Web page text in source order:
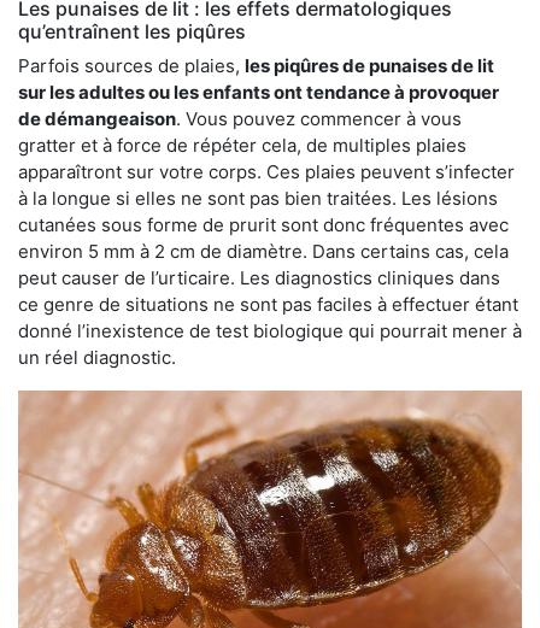
Les punaises de lit : les effets dermatologiques
qu’entraînent les piqûres
Parfois sources de plaies, les piqûres de punaises de lit
sur les adultes ou les enfants ont tendance à provoquer
de démangeaison. Vous pouvez commencer à vous
gratter et à force de répéter cela, de multiples plaies
apparaîtront sur votre corps. Ces plaies peuvent s’infecter
à la longue si elles ne sont pas bien traitées. Les lésions
cutanées sous forme de prurit sont donc fréquentes avec
environ 5 mm à 2 cm de diamètre. Dans certains cas, cela
peut causer de l’urticaire. Les diagnostics cliniques dans
ce genre de situations ne sont pas faciles à effectuer étant
donné l’inexistence de test biologique qui pourrait mener à
un réel diagnostic.